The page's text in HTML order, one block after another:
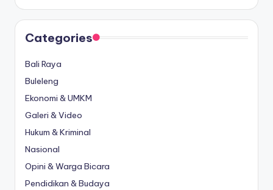
Categories
Bali Raya
Buleleng
Ekonomi & UMKM
Galeri & Video
Hukum & Kriminal
Nasional
Opini & Warga Bicara
Pendidikan & Budaya